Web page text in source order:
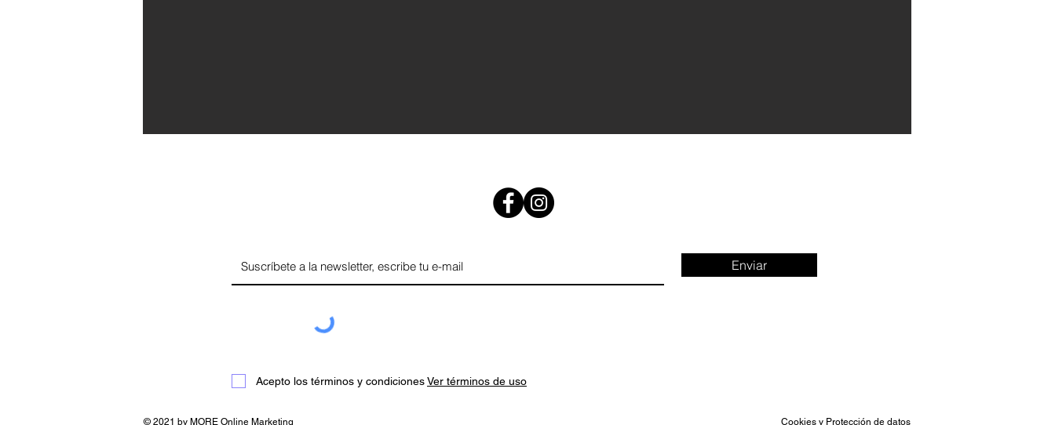
Enviar
Acepto los términos y condicionesVer términos de uso
© 2021 by MORE Online Marketing Cookies y Protección de datos